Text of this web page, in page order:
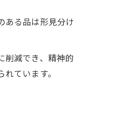
ある品は形見分け
削減でき、精神的
ています。